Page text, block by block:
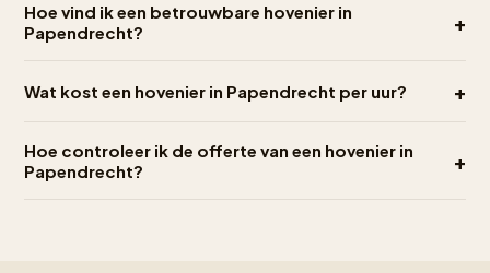
Hoe vind ik een betrouwbare hovenier in
Papendrecht?
+
Wat kost een hovenier in Papendrecht per uur? +
Hoe controleer ik de offerte van een hovenier in
Papendrecht?
+